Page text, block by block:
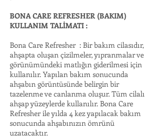
BONA CARE REFRESHER (BAKIM)
KULLANIM TALİMATI :
Bona Care Refresher : Bir bakım cilasıdır,
ahşapta oluşan çizilmeler, yıpranmalar ve
görünümündeki matlığın giderilmesi için
kullanılır. Yapılan bakım sonucunda
ahşabın görüntüsünde belirgin bir
tazelenme ve canlanma oluşur. Tüm cilalı
ahşap yüzeylerde kullanılır. Bona Care
Refresher ile yılda 4 kez yapılacak bakım
sonucunda ahşabınızın ömrünü
uzatacaktır.